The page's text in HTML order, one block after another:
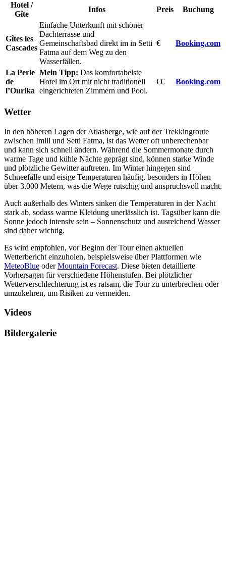
Hotel /
Gîte
Infos Preis Buchung
Gîtes les
Cascades
Einfache Unterkunft mit schöner
Dachterrasse und
Gemeinschaftsbad direkt im in Setti
Fatma auf dem Weg zu den
Wasserfällen.
€ Booking.com
La Perle
de
l’Ourika
Mein Tipp: Das komfortabelste
Hotel im Ort mit nicht traditionell
eingerichteten Zimmern und Pool.
€€ Booking.com
Wetter
In den höheren Lagen der Atlasberge, wie auf der Trekkingroute
zwischen Imlil und Setti Fatma, ist das Wetter oft unberechenbar
und kann sich schnell ändern. Während die Sommermonate durch
warme Tage und kühle Nächte geprägt sind, können starke Winde
und plötzliche Gewitter auftreten. Im Winter hingegen sind
Schneefälle und eisige Temperaturen häufig, besonders in Höhen
über 3.000 Metern, was die Wege rutschig und anspruchsvoll macht.
Auch außerhalb des Winters sinken die Temperaturen in der Nacht
stark ab, sodass warme Kleidung unerlässlich ist. Tagsüber kann die
Sonne jedoch intensiv sein – Sonnenschutz und ausreichend Wasser
sind daher wichtig.
Es wird empfohlen, vor Beginn der Tour einen aktuellen
Wetterbericht einzuholen, beispielsweise über Plattformen wie
MeteoBlue oderMountain Forecast. Diese bieten detaillierte
Vorhersagen für verschiedene Höhenstufen. Bei plötzlicher
Wetterverschlechterung ist es ratsam, die Tour zu unterbrechen oder
umzukehren, um Risiken zu vermeiden.
Videos
Bildergalerie